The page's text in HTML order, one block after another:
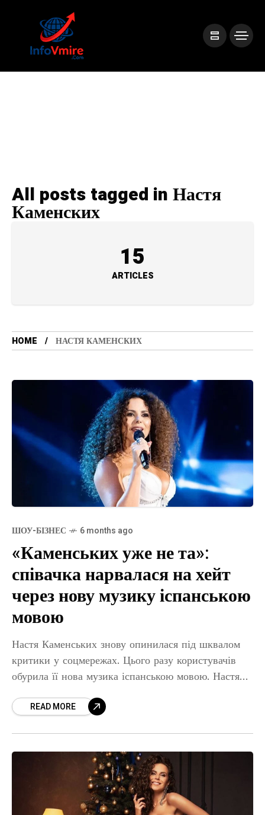
All posts tagged in Настя
Каменских
15
ARTICLES
HOME НАСТЯ КАМЕНСКИХ
ШОУ-БІЗНЕС 6 months ago
«Каменських уже не та»:
співачка нарвалася на хейт
через нову музику іспанською
мовою
Настя Каменських знову опинилася під шквалом
критики у соцмережах. Цього разу користувачів
обурила її нова музика іспанською мовою. Настя
соцмережах, однак цього разу приводом
READ MORE